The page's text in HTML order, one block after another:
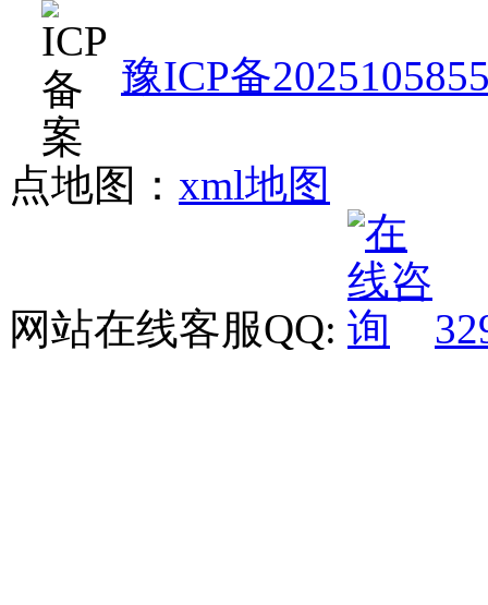
豫ICP备
点地图： xml地图
网站在线客服QQ: